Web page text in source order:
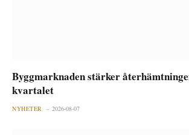
Byggmarknaden stärker
kvartalet
NYHETER 2026-08-07